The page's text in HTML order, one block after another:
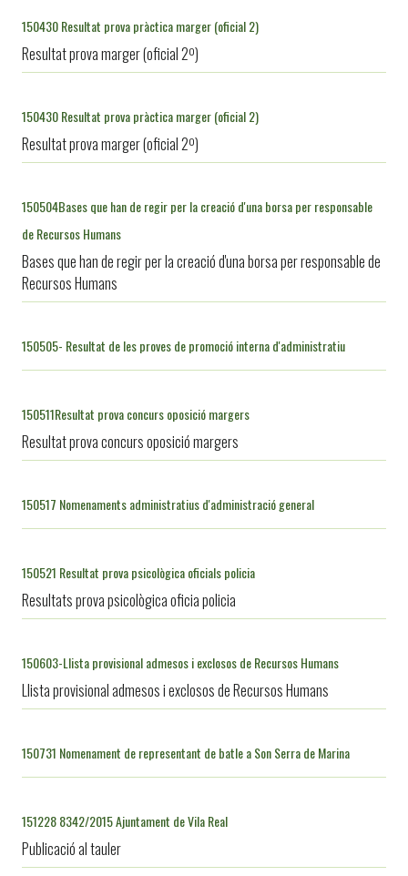
150430 Resultat prova pràctica marger (oficial 2)
Resultat prova marger (oficial 2º)
150430 Resultat prova pràctica marger (oficial 2)
Resultat prova marger (oficial 2º)
150504Bases que han de regir per la creació d'una borsa per responsable
de Recursos Humans
Bases que han de regir per la creació d'una borsa per responsable de
Recursos Humans
150505- Resultat de les proves de promoció interna d'administratiu
150511Resultat prova concurs oposició margers
Resultat prova concurs oposició margers
150517 Nomenaments administratius d'administració general
150521 Resultat prova psicològica oficials policia
Resultats prova psicològica oficia policia
150603-Llista provisional admesos i exclosos de Recursos Humans
Llista provisional admesos i exclosos de Recursos Humans
150731 Nomenament de representant de batle a Son Serra de Marina
151228 8342/2015 Ajuntament de Vila Real
Publicació al tauler